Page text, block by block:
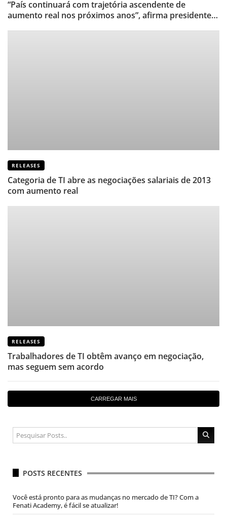
“País continuará com trajetória ascendente de
aumento real nos próximos anos”, afirma presidente
RELEASES
Categoria de TI abre as negociações salariais de 2013
com aumento real
RELEASES
Trabalhadores de TI obtêm avanço em negociação,
mas seguem sem acordo
CARREGAR MAIS
POSTS RECENTES
Você está pronto para as mudanças no mercado de TI? Com a
Fenati Academy, é fácil se atualizar!